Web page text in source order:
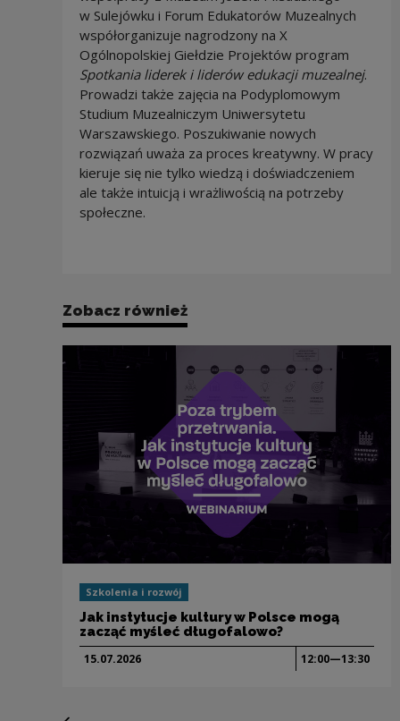
w Sulejówku i Forum Edukatorów Muzealnych
współorganizuje nagrodzony na X
Ogólnopolskiej Giełdzie Projektów program
Spotkania liderek i liderów edukacji muzealnej.
Prowadzi także zajęcia na Podyplomowym
Studium Muzealniczym Uniwersytetu
Warszawskiego. Poszukiwanie nowych
rozwiązań uważa za proces kreatywny. W pracy
kieruje się nie tylko wiedzą i doświadczeniem
ale także intuicją i wrażliwością na potrzeby
społeczne.
Zobacz również
Szkolenia i rozwój
Jak instytucje kultury w Polsce mogą
zacząć myśleć długofalowo?
15.07.2026 12:00—13:30